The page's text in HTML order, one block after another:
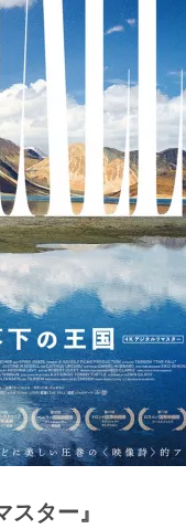
スター』